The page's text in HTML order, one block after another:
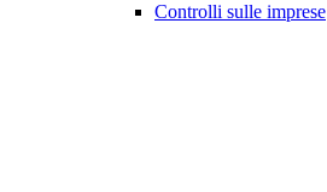
Controlli sulle imprese